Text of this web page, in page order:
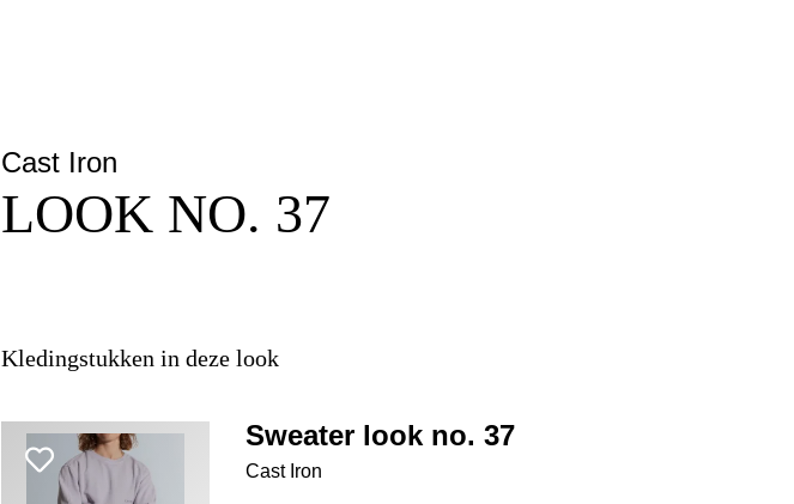
Cast Iron
LOOK NO. 37
Kledingstukken in deze look
Sweater look no. 37
Cast Iron